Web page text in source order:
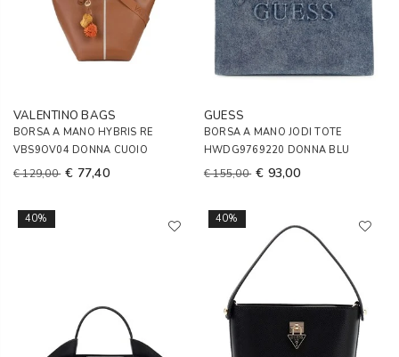
VALENTINO BAGS
BORSA A MANO HYBRIS RE
VBS9OV04 DONNA CUOIO
€ 129,00 € 77,40
GUESS
BORSA A MANO JODI TOTE
HWDG9769220 DONNA BLU
€ 155,00 € 93,00
40% 40%